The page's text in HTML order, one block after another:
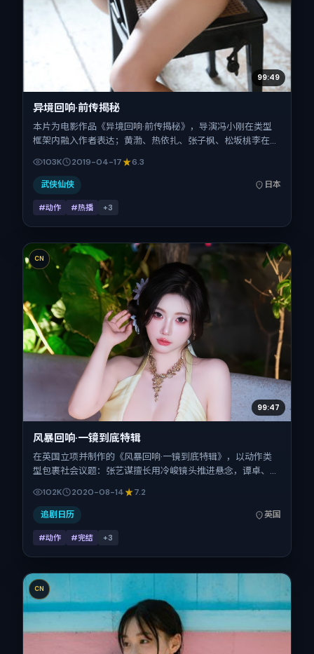
99:49
异境回响·前传揭秘
本片为电影作品《异境回响·前传揭秘》，导演冯小刚在类型
框架内融入作者表达；黄渤、热依扎、张子枫、松坂桃李在片
中承担多重关系线。故事类型为动作，主拍摄地与出品背景为
日本。上映时间 2019年4月17日（公映登记日 2019-04-
17），全片115分钟，节奏张弛有度。
103K 2019-04-17 6.3
武侠仙侠 日本
#动作 #热播 +3
CN
99:47
风暴回响·一镜到底特辑
在英国立项并制作的《风暴回响·一镜到底特辑》，以动作类
型包裹社会议题：张艺谋擅长用冷峻镜头推进悬念，谭卓、热
2020-08-14；片长99分钟；适合关注现实质感与类型片结
构的观众。
102K 2020-08-14 7.2
追剧日历 英国
#动作 #完结 +3
CN